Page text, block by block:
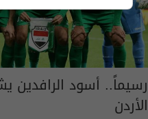
رسيماً.. أسود الرافدين
الأردن